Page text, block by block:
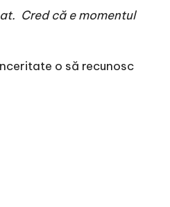
. Cred că e momentul
o să recunosc